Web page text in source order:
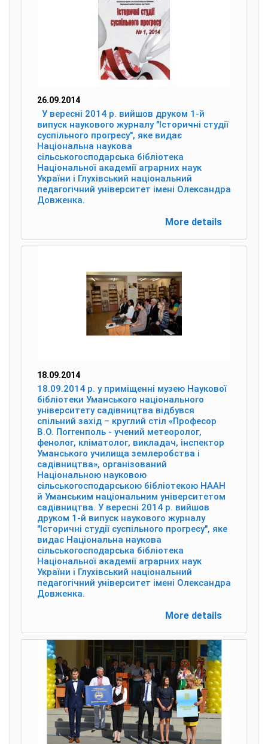
26.09.2014
У вересні 2014 р. вийшов друком 1-й
випуск наукового журналу "Історичні студії
суспільного прогресу", яке видає
Національна наукова
сільськогосподарська бібліотека
Національної академії аграрних наук
України і Глухівський національний
педагогічний університет імені Олександра
Довженка.
More details
18.09.2014
18.09.2014 р. у приміщенні музею Наукової
бібліотеки Уманського національного
університету садівництва відбувся
спільний захід – круглий стіл «Професор
В.О. Поггенполь - учений метеоролог,
фенолог, кліматолог, викладач, інспектор
Уманського училища землеробства і
садівництва», організований
Національною науковою
сільськогосподарською бібліотекою НААН
й Уманським національним університетом
садівництва. У вересні 2014 р. вийшов
друком 1-й випуск наукового журналу
"Історичні студії суспільного прогресу", яке
видає Національна наукова
сільськогосподарська бібліотека
Національної академії аграрних наук
України і Глухівський національний
педагогічний університет імені Олександра
Довженка.
More details